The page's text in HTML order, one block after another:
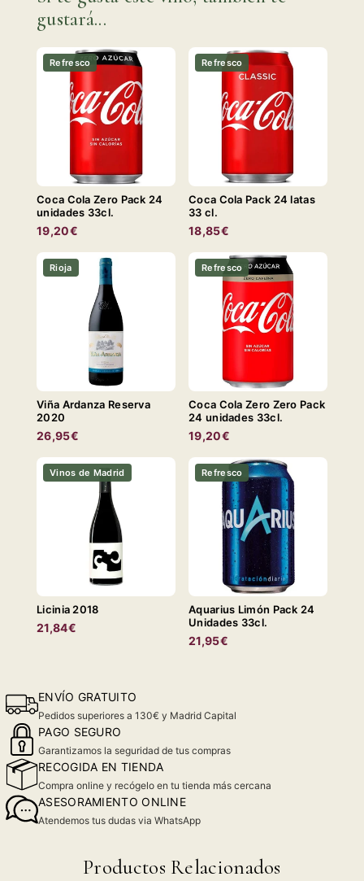
gustará...
Refresco
Coca Cola Zero Pack 24
unidades 33cl.
19,20€
Refresco
Coca Cola Pack 24 latas
33 cl.
18,85€
Rioja
Viña Ardanza Reserva
2020
26,95€
Refresco
Coca Cola Zero Zero Pack
24 unidades 33cl.
19,20€
Vinos de Madrid
Licinia 2018
21,84€
Refresco
Aquarius Limón Pack 24
Unidades 33cl.
21,95€
ENVÍO GRATUITO
Pedidos superiores a 130€ y Madrid Capital
PAGO SEGURO
Garantizamos la seguridad de tus compras
RECOGIDA EN TIENDA
Compra online y recógelo en tu tienda más cercana
ASESORAMIENTO ONLINE
Atendemos tus dudas via WhatsApp
Productos Relacionados